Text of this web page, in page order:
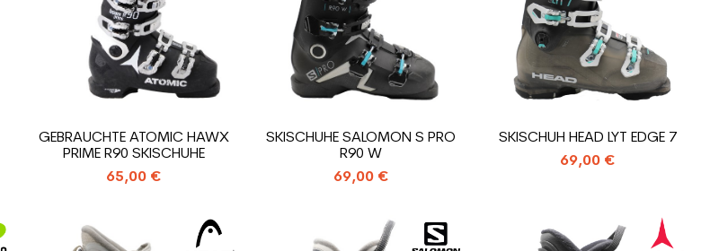
GEBRAUCHTE ATOMIC HAWX
PRIME R90 SKISCHUHE
65,00 €
SKISCHUHE SALOMON S PRO
R90 W
69,00 €
SKISCHUH HEAD LYT EDGE 7
69,00 €